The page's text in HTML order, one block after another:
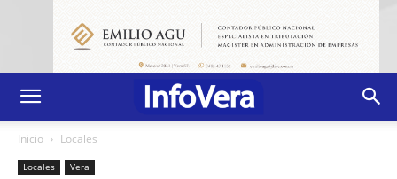
Inicio Locales
Locales Vera